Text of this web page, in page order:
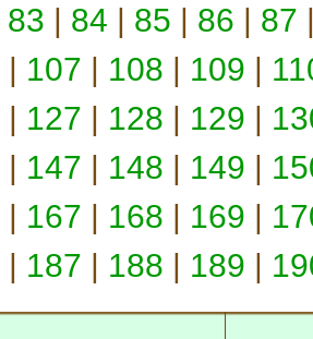
83 | 84 | 85 | 86 | 87
| 107 | 108 | 109 |
| 127 | 128 | 129 |
| 147 | 148 | 149 |
| 167 | 168 | 169 |
| 187 | 188 | 189 |